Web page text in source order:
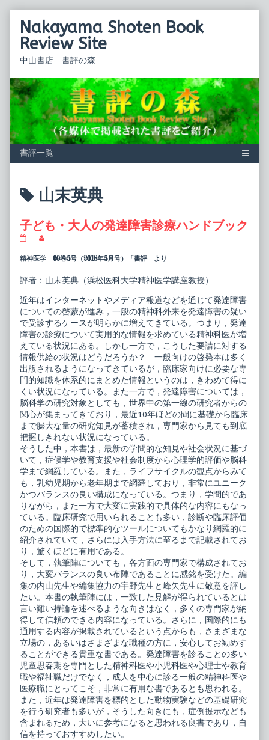
contentNakayama Shoten Book
Review Site
中山書店 書評の森
Posts
tagged
山末英典
子ども・大人の発達障害診療ハンドブック
も・
の
達
障
害
診
療
ハ
ン
ド
ブ
ッ
ク
published
on
posts
author
子
ど
も・
大
人
の
発
達
障
害
診
療
ハ
ン
ド
ブ
ッ
ク,
精神医学 60巻5号（2018年5月号）「書評」より
評者：山末英典（浜松医科大学精神医学講座教授）
近年はインターネットやメディア報道などを通じて発達障害
についての啓蒙が進み，一般の精神科外来を発達障害の疑い
で受診するケースが明らかに増えてきている。つまり，発達
障害の診療について実用的な情報を求めている精神科医が増
えている状況にある。しかし一方で，こうした要請に対する
情報供給の状況はどうだろうか？ 一般向けの啓発本は多く
出版されるようになってきているが，臨床家向けに必要な専
門的知識を体系的にまとめた情報というのは，きわめて得に
くい状況になっている。また一方で，発達障害については，
脳科学の研究対象としても，世界中の第一線の研究者からの
関心が集まってきており，最近10年ほどの間に基礎から臨床
まで膨大な量の研究知見が蓄積され，専門家から見ても到底
把握しきれない状況になっている。
そうした中，本書は，最新の学問的な知見や社会状況に基づ
いて，症候学や教育支援や社会制度から心理学的評価や脳科
学まで網羅している。また，ライフサイクルの観点からみて
も，乳幼児期から老年期まで網羅しており，非常にユニーク
かつバランスの良い構成になっている。つまり，学問的であ
りながら，また一方で大変に実践的で具体的な内容にもなっ
ている。臨床研究で用いられることも多い，診断や臨床評価
のための国際的で標準的なツールについてもかなり網羅的に
紹介されていて，さらには入手方法に至るまで記載されてお
り，驚くほどに有用である。
そして，執筆陣についても，各方面の専門家で構成されてお
り，大変バランスの良い布陣であることに感銘を受けた。編
集の内山先生や編集協力の宇野先生と峰矢先生に敬意を評し
たい。本書の執筆陣には，一致した見解が得られているとは
言い難い持論を述べるような向きはなく，多くの専門家が納
得して信頼のできる内容になっている。さらに，国際的にも
通用する内容が掲載されているという点からも，さまざまな
立場の，あるいはさまざまな職種の方に，安心してお勧めす
ることができる貴重な書である。発達障害を診ることの多い
児童思春期を専門とした精神科医や小児科医や心理士や教育
職や福祉職だけでなく，成人を中心に診る一般の精神科医や
医療職にとってこそ，非常に有用な書であるとも思われる。
また，近年は発達障害を標的とした動物実験などの基礎研究
を行う研究者も多いが，そうした向きにも，症例提示なども
含まれるため，大いに参考になると思われる良書であり，自
信を持っておすすめしたい。